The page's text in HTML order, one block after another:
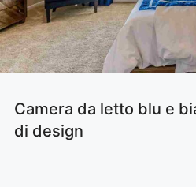
Camera da letto blu e
di design